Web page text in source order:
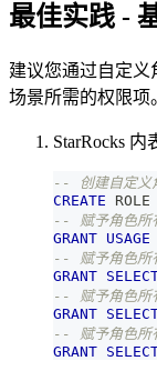
最佳实践 -
建议您通过自定义
场景所需的权限项
StarRocks
-- 创建自定义
CREATE
-- 赋予角色所
GRANT USAGE
-- 赋予角色所
GRANT
-- 赋予角色所
GRANT
-- 赋予角色所
GRANT